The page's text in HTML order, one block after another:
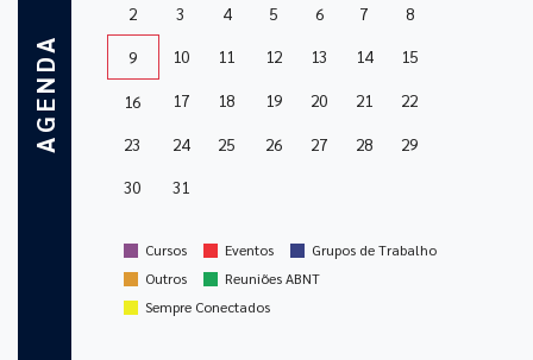
AGENDA
2
3 4 5 6 7 8
9 10 11 12 13 14 15
16 17 18 19 20 21 22
23 24 25 26 27 28
29
30
31
stop Cursos stop Eventos stop Grupos de Trabalho
stop Outros stop Reuniões ABNT
stop Sempre Conectados